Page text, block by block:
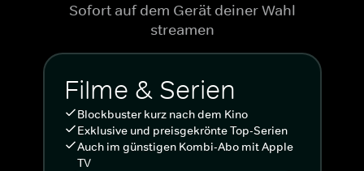
Sofort auf dem Gerät deiner Wahl
streamen
Filme & Serien
Blockbuster kurz nach dem Kino
Exklusive und preisgekrönte Top-Serien
Auch im günstigen Kombi-Abo mit Apple
TV